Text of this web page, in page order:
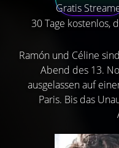
Gratis
30 Tage kostenlos,
Ramón und Céline
Abend des 13.
ausgelassen auf
Paris. Bis das